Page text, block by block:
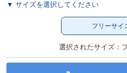
▼ サイズを選択してください
フリーサイ
選択されたサイズ：